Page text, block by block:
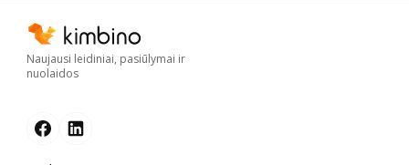
Naujausi leidiniai, pasiūlymai ir
nuolaidos